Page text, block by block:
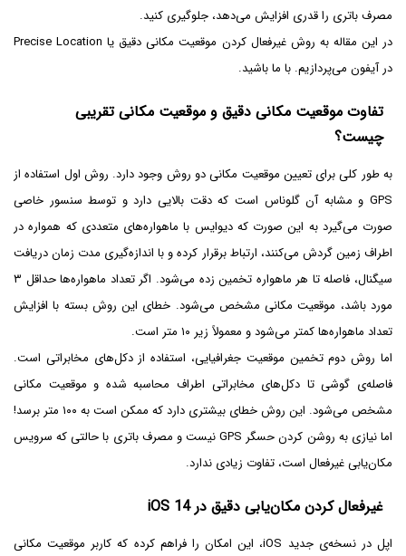
مصرف باتری را قدری افزایش می‌دهد، جلوگیری کنید.
در این مقاله به روش غیرفعال کردن موقعیت مکانی دقیق یا Precise Location
در آیفون می‌پردازیم. با ما باشید.
تفاوت موقعیت مکانی دقیق و موقعیت مکانی تقریبی
چیست؟
به طور کلی برای تعیین موقعیت مکانی دو روش وجود دارد. روش اول استفاده از
GPS و مشابه آن گلوناس است که دقت بالایی دارد و توسط سنسور خاصی
صورت می‌گیرد به این صورت که دیوایس با ماهواره‌های متعددی که همواره در
اطراف زمین گردش می‌کنند، ارتباط برقرار کرده و با اندازه‌گیری مدت زمان دریافت
سیگنال، فاصله تا هر ماهواره تخمین زده می‌شود. اگر تعداد ماهواره‌ها حداقل ۳
مورد باشد، موقعیت مکانی مشخص می‌شود. خطای این روش بسته با افزایش
تعداد ماهواره‌ها کمتر می‌شود و معمولاً زیر ۱۰ متر است.
اما روش دوم تخمین موقعیت جغرافیایی، استفاده از دکل‌های مخابراتی است.
فاصله‌ی گوشی تا دکل‌های مخابراتی اطراف محاسبه شده و موقعیت مکانی
مشخص می‌شود. این روش خطای بیشتری دارد که ممکن است به ۱۰۰ متر برسد!
اما نیازی به روشن کردن حسگر GPS نیست و مصرف باتری با حالتی که سرویس
مکان‌یابی غیرفعال است، تفاوت زیادی ندارد.
غیرفعال کردن مکان‌یابی دقیق در iOS 14
اپل در نسخه‌ی جدید iOS، این امکان را فراهم کرده که کاربر موقعیت مکانی